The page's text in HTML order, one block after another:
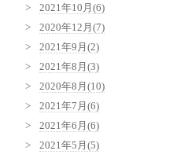
2021年10月(6)
2020年12月(7)
2021年9月(2)
2021年8月(3)
2020年8月(10)
2021年7月(6)
2021年6月(6)
2021年5月(5)